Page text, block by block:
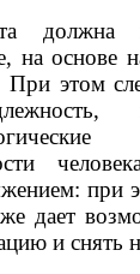
должна
на основе
При этом
при
дает
и снять